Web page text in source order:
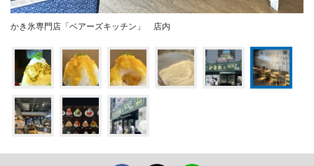
かき氷専門店「ベアーズキッチン」 店内